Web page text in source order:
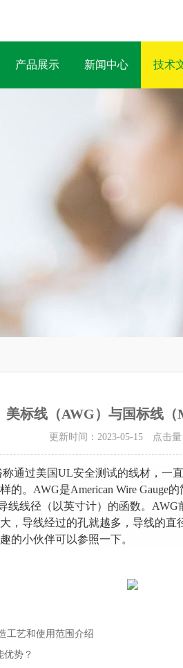
产品展示 新闻中心 技术
美标线（AWG）与国标线
更新时间：2023-05-15 点击量
通过美国UL安全测试的线材，一
的。AWG是American Wire Gauge
线线径（以英寸计）的函数。
，导线经过的孔就越多，导线的
的小伙伴可以参照一下。
工艺和使用范围介绍
优势？